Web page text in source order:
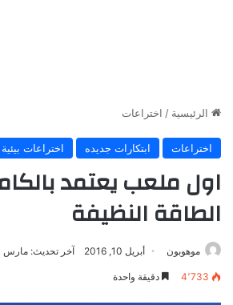
الرئيسية / اختراعات
اختراعات ابتكارات جديده اختراعات بيئية
اول ملعب يعتمد
الطاقة النظيفة
موهوبون أبريل 10, 2016 آخر تحديث: مارس 4, 2023
4٬733 دقيقة واحدة